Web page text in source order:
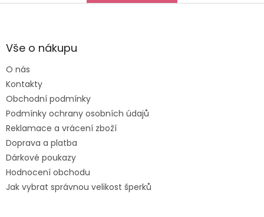
Z
aVše o nákupu
O nás
Kontakty
Obchodní podmínky
Podmínky ochrany osobních údajů
Reklamace a vrácení zboží
Doprava a platba
Dárkové poukazy
Hodnocení obchodu
Jak vybrat správnou velikost šperků